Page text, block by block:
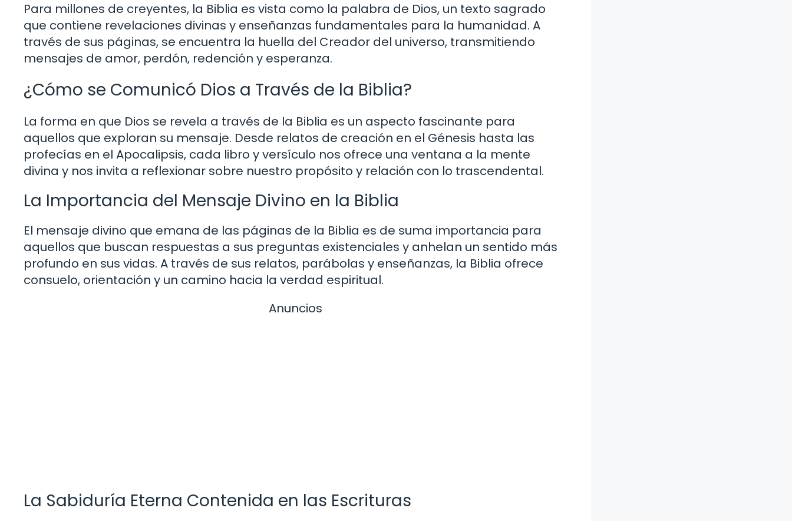
Para millones de creyentes, la Biblia es vista como la palabra de Dios, un texto sagrado
que contiene revelaciones divinas y enseñanzas fundamentales para la humanidad. A
través de sus páginas, se encuentra la huella del Creador del universo, transmitiendo
mensajes de amor, perdón, redención y esperanza.
¿Cómo se Comunicó Dios a Través de la Biblia?
La forma en que Dios se revela a través de la Biblia es un aspecto fascinante para
aquellos que exploran su mensaje. Desde relatos de creación en el Génesis hasta las
profecías en el Apocalipsis, cada libro y versículo nos ofrece una ventana a la mente
divina y nos invita a reflexionar sobre nuestro propósito y relación con lo trascendental.
La Importancia del Mensaje Divino en la Biblia
El mensaje divino que emana de las páginas de la Biblia es de suma importancia para
aquellos que buscan respuestas a sus preguntas existenciales y anhelan un sentido más
profundo en sus vidas. A través de sus relatos, parábolas y enseñanzas, la Biblia ofrece
consuelo, orientación y un camino hacia la verdad espiritual.
Anuncios
La Sabiduría Eterna Contenida en las Escrituras